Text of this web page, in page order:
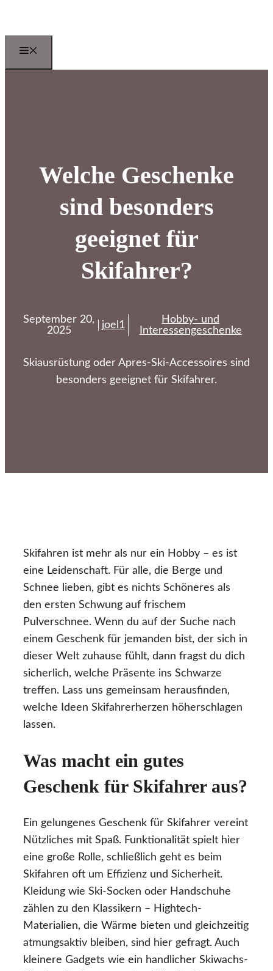
springen
Welche Geschenke
sind besonders
geeignet für
Skifahrer?
September 20,
2025
joel1
Hobby- und
Interessengeschenke
Skiausrüstung oder Apres-Ski-Accessoires sind
besonders geeignet für Skifahrer.
Skifahren ist mehr als nur ein Hobby – es ist
eine Leidenschaft. Für alle, die Berge und
Schnee lieben, gibt es nichts Schöneres als
den ersten Schwung auf frischem
Pulverschnee. Wenn du auf der Suche nach
einem Geschenk für jemanden bist, der sich in
dieser Welt zuhause fühlt, dann fragst du dich
sicherlich, welche Präsente ins Schwarze
treffen. Lass uns gemeinsam herausfinden,
welche Ideen Skifahrerherzen höherschlagen
lassen.
Was macht ein gutes
Geschenk für Skifahrer aus?
Ein gelungenes Geschenk für Skifahrer vereint
Nützliches mit Spaß. Funktionalität spielt hier
eine große Rolle, schließlich geht es beim
Skifahren oft um Effizienz und Sicherheit.
Kleidung wie Ski-Socken oder Handschuhe
zählen zu den Klassikern – Hightech-
Materialien, die Wärme bieten und gleichzeitig
atmungsaktiv bleiben, sind hier gefragt. Auch
kleinere Gadgets wie ein handlicher Skiwachs-